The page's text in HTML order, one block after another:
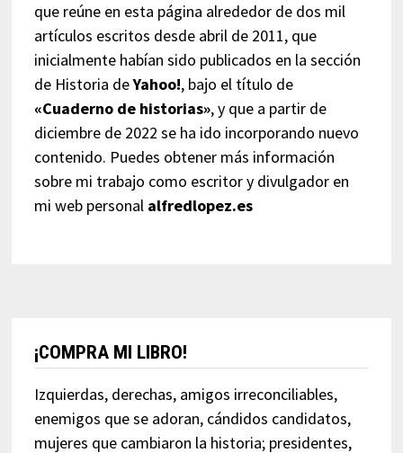
que reúne en esta página alrededor de dos mil
artículos escritos desde abril de 2011, que
inicialmente habían sido publicados en la sección
de Historia deYahoo!, bajo el título de
«Cuaderno de historias», y que a partir de
diciembre de 2022 se ha ido incorporando nuevo
contenido. Puedes obtener más información
sobre mi trabajo como escritor y divulgador en
mi web personal alfredlopez.es
¡COMPRA MI LIBRO!
Izquierdas, derechas, amigos irreconciliables,
enemigos que se adoran, cándidos candidatos,
mujeres que cambiaron la historia; presidentes,